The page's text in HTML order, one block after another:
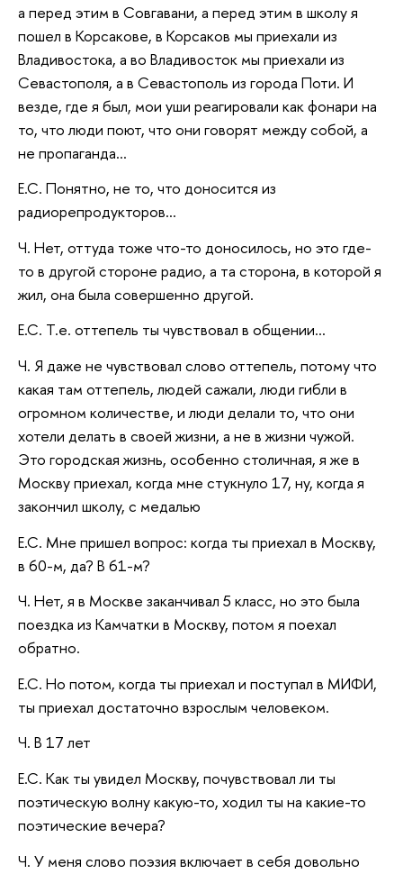
а перед этим в Совгавани, а перед этим в школу я
пошел в Корсакове, в Корсаков мы приехали из
Владивостока, а во Владивосток мы приехали из
Севастополя, а в Севастополь из города Поти. И
везде, где я был, мои уши реагировали как фонари на
то, что люди поют, что они говорят между собой, а
не пропаганда…
Е.С. Понятно, не то, что доносится из
радиорепродукторов…
Ч. Нет, оттуда тоже что-то доносилось, но это где-
то в другой стороне радио, а та сторона, в которой я
жил, она была совершенно другой.
Е.С. Т.е. оттепель ты чувствовал в общении…
Ч. Я даже не чувствовал слово оттепель, потому что
какая там оттепель, людей сажали, люди гибли в
огромном количестве, и люди делали то, что они
хотели делать в своей жизни, а не в жизни чужой.
Это городская жизнь, особенно столичная, я же в
Москву приехал, когда мне стукнуло 17, ну, когда я
закончил школу, с медалью
Е.С. Мне пришел вопрос: когда ты приехал в Москву,
в 60-м, да? В 61-м?
Ч. Нет, я в Москве заканчивал 5 класс, но это была
поездка из Камчатки в Москву, потом я поехал
обратно.
Е.С. Но потом, когда ты приехал и поступал в МИФИ,
ты приехал достаточно взрослым человеком.
Ч. В 17 лет
Е.С. Как ты увидел Москву, почувствовал ли ты
поэтическую волну какую-то, ходил ты на какие-то
поэтические вечера?
Ч. У меня слово поэзия включает в себя довольно